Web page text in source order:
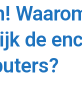
de